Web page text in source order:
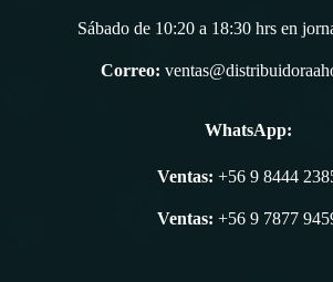
Sábado de 10:20 a 18:30 hrs en
Correo:
WhatsApp:
Ventas: +56 9 8444
Ventas: +56 9 7877